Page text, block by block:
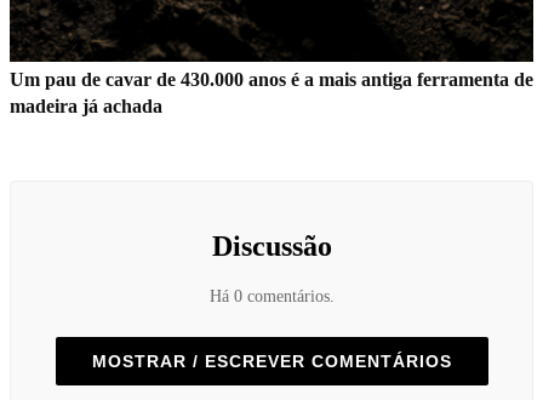
Um pau de cavar de 430.000 anos é a mais antiga ferramenta de
madeira já achada
Discussão
Há 0 comentários.
MOSTRAR / ESCREVER COMENTÁRIOS